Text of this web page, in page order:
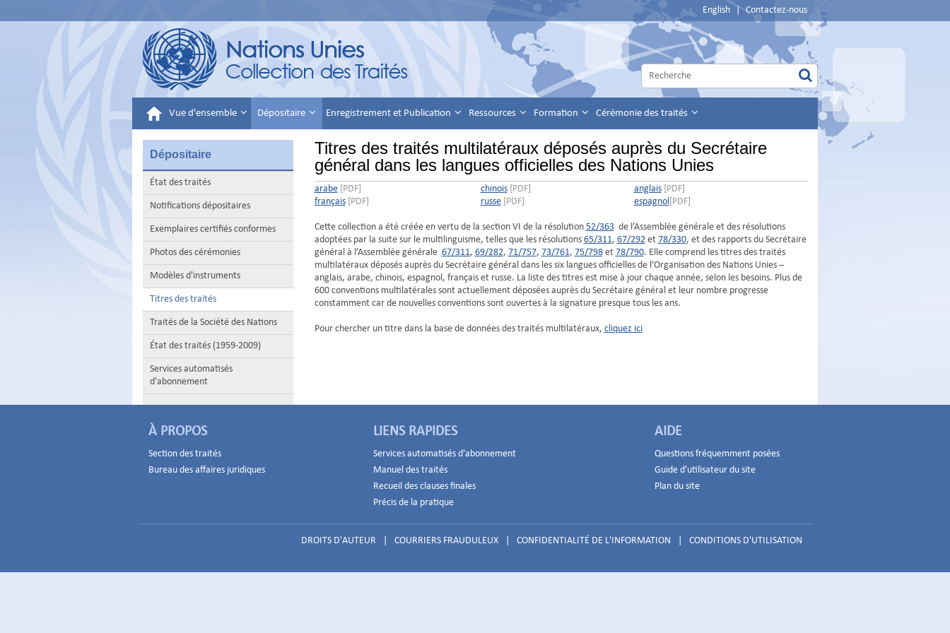
English | Contactez-nous
Vue d'ensemble Dépositaire Enregistrement et Publication Ressources Formation Cérémonie des traités
Dépositaire
État des traités
Notifications dépositaires
Exemplaires certifiés conformes
Photos des cérémonies
Modèles d'instruments
Titres des traités
Traités de la Société des Nations
État des traités (1959-2009)
Services automatisés
d'abonnement
Titres des traités multilatéraux déposés auprès du Secrétaire
général dans les langues officielles des Nations Unies
arabe [PDF] chinois [PDF] anglais [PDF]
français [PDF] russe [PDF] espagnol[PDF]
Cette collection a été créée en vertu de la section VI de la résolution 52/363de l’Assemblée générale et des résolutions
adoptées par la suite sur le multilinguisme, telles que les résolutions 65/311, 67/292et 78/330, et des rapports du Secrétaire
général à l’Assemblée générale 67/311, 69/282, 71/757, 73/761, 75/798et 78/790. Elle comprend les titres des traités
multilatéraux déposés auprès du Secrétaire général dans les six langues officielles de l’Organisation des Nations Unies –
anglais, arabe, chinois, espagnol, français et russe. La liste des titres est mise à jour chaque année, selon les besoins. Plus de
600 conventions multilatérales sont actuellement déposées auprès du Secrétaire général et leur nombre progresse
constamment car de nouvelles conventions sont ouvertes à la signature presque tous les ans.
Pour chercher un titre dans la base de données des traités multilatéraux, cliquez ici
À PROPOS
Section des traités
Bureau des affaires juridiques
LIENS RAPIDES
Services automatisés d'abonnement
Manuel des traités
Recueil des clauses finales
Précis de la pratique
AIDE
Questions fréquemment posées
Guide d'utilisateur du site
Plan du site
DROITS D'AUTEUR COURRIERS FRAUDULEUX CONFIDENTIALITÉ DE L'INFORMATION CONDITIONS D'UTILISATION